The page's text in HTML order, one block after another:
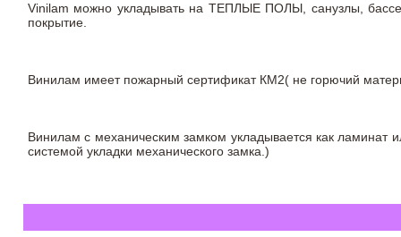
Vinilam можно укладывать на ТЕПЛЫЕ ПОЛЫ, санузлы,
покрытие.
Винилам имеет пожарный сертификат КМ2( не горючий
Винилам с механическим замком укладывается как ламинат
системой укладки механического замка.)